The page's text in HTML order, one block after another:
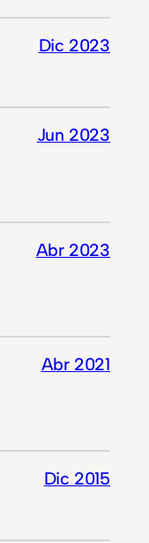
Dic 2023
Jun 2023
Abr 2023
Abr 2021
Dic 2015